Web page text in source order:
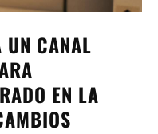
UN CANAL
EN LA